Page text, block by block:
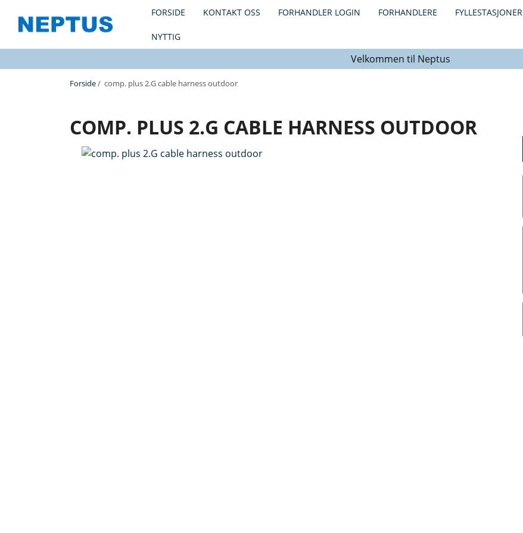
FORSIDE KONTAKT OSS FORHANDLER LOGIN FORHANDLERE FYLLESTASJONER
NYTTIG
Velkommen til Neptus
Forside/ comp. plus 2.G cable harness outdoor
COMP. PLUS 2.G CABLE HARNESS OUTDOOR